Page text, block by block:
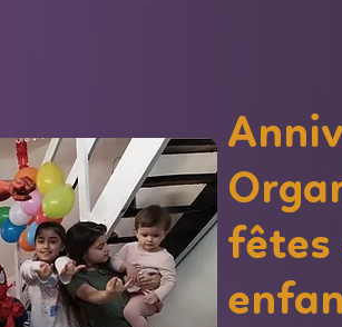
fêtes